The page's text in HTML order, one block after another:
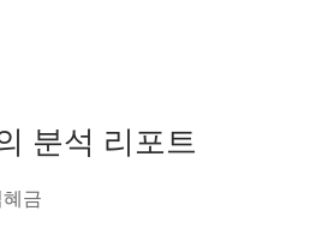
분석 리포트